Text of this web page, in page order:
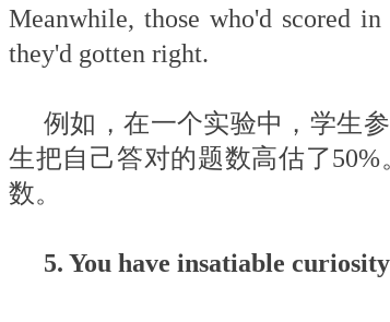
Meanwhile, those who'd scored
they'd gotten right.
例如，在一个实验中，学生
生把自己答对的题数高估了
数。
5. You have insatiable